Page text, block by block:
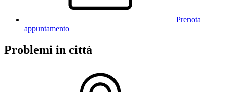
Prenota
appuntamento
Problemi in città